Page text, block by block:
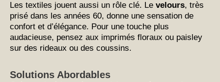
Les textiles jouent aussi un rôle clé. Le velours, très
prisé dans les années 60, donne une sensation de
confort et d’élégance. Pour une touche plus
audacieuse, pensez aux imprimés floraux ou paisley
sur des rideaux ou des coussins.
Solutions Abordables